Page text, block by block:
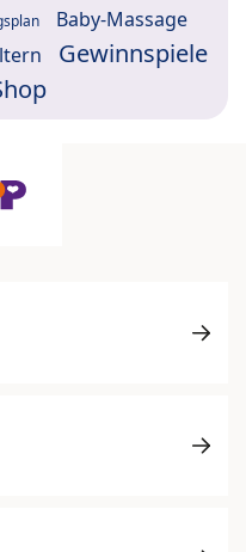
Baby-Massage
Gewinnspiele